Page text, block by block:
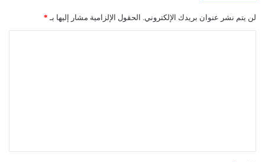
لن يتم نشر عنوان بريدك الإلكتروني. الحقول الإلزامية مشار إليها بـ *